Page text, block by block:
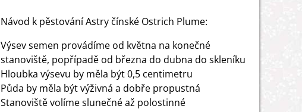
Návod k pěstování Astry čínské Ostrich Plume:
Výsev semen provádíme od května na konečné
stanoviště, popřípadě od března do dubna do skleníku
Hloubka výsevu by měla být 0,5 centimetru
Půda by měla být výživná a dobře propustná
Stanoviště volíme slunečné až polostinné